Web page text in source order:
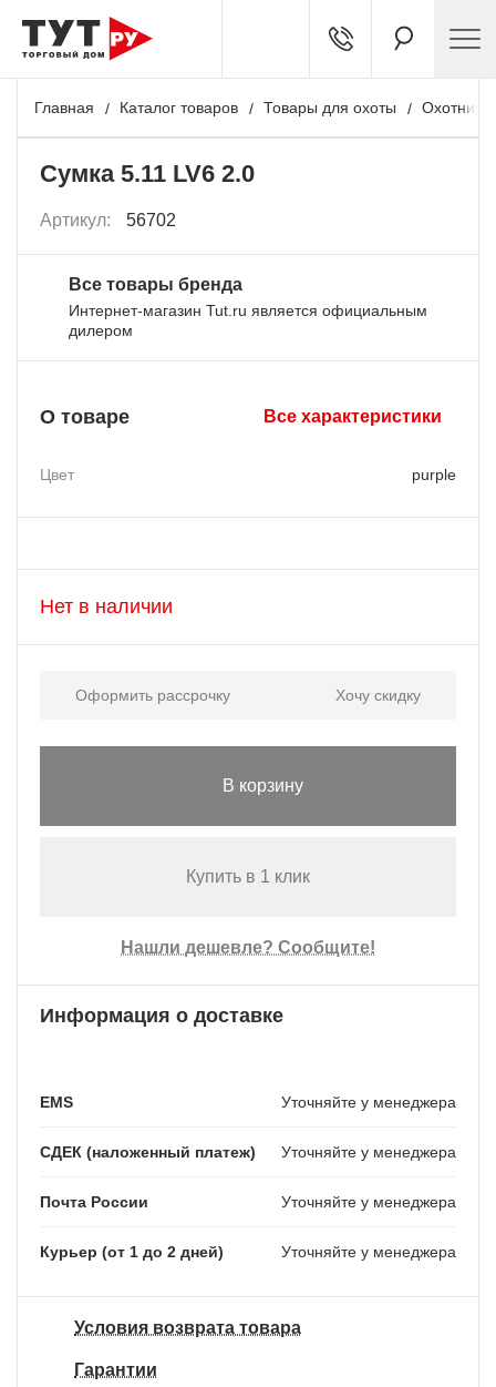
Главная Каталог товаров Товары для охоты
Сумка 5.11 LV6 2.0
Артикул: 56702
Все товары бренда
Интернет-магазин Tut.ru является официальным
дилером
О товаре Все характеристики
Цвет purple
Нет в наличии
Оформить рассрочку Хочу скидку
В корзину
Купить в 1 клик
Нашли дешевле? Сообщите!
Информация о доставке
EMS Уточняйте у менеджера
СДЕК (наложенный платеж) Уточняйте у менеджера
Почта России Уточняйте у менеджера
Курьер (от 1 до 2 дней) Уточняйте у менеджера
Условия возврата товара
Гарантии